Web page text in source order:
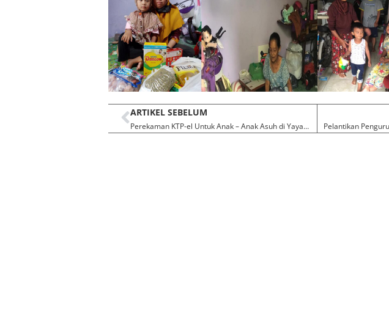
ARTIKEL SEBELUM
Perekaman KTP-el Untuk Anak – Anak Asuh di Yayasan Sayap Ibu Cabang Banten